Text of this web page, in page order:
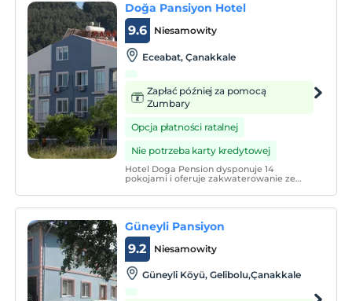
Çetmi i widoki na morze.
Doğa Pansiyon Hotel
Niesamowity
9.6
Eceabat, Çanakkale
Zapłać później za pomocą
Zumbary
Opcja płatności ratalnej
Nie potrzeba karty kredytowej
Hotel Doga Pension dysponuje 14
pokojami i oferuje zakwaterowanie ze
Güneyli Pansiyon
Niesamowity
9.2
Güneyli Köyü, Gelibolu,Çanakkale